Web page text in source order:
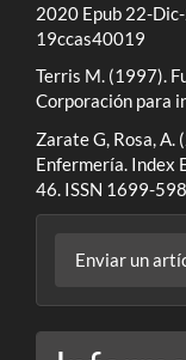
2020 Epub 22-
19ccas40019
Terris M. (1997).
Corporación para
Zarate G, Rosa, A.
Enfermería. Index
46. ISSN 1699-
un
artículo
Enviar un